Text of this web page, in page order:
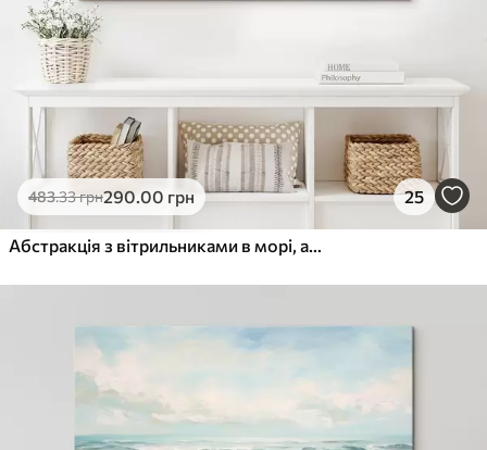
483.33грн290.00 грн 25
Абстракція з вітрильниками в морі, акриловий стиль, захід сонця